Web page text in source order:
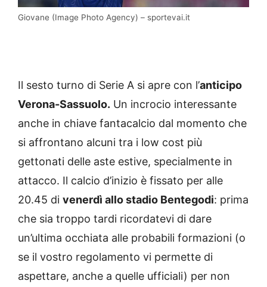
Giovane (Image Photo Agency) – sportevai.it
Il sesto turno di Serie A si apre con l’anticipo
Verona-Sassuolo. Un incrocio interessante
anche in chiave fantacalcio dal momento che
si affrontano alcuni tra i low cost più
gettonati delle aste estive, specialmente in
attacco. Il calcio d’inizio è fissato per alle
20.45 di venerdì allo stadio Bentegodi: prima
che sia troppo tardi ricordatevi di dare
un’ultima occhiata alle probabili formazioni (o
se il vostro regolamento vi permette di
aspettare, anche a quelle ufficiali) per non